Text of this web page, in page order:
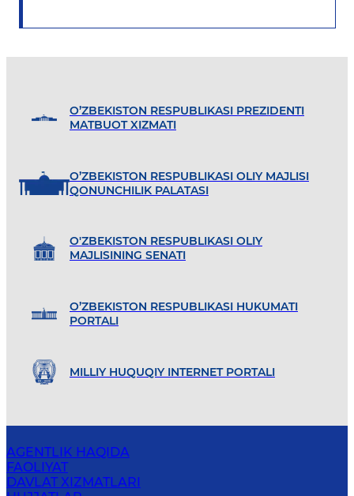
O’ZBEKISTON RESPUBLIKASI PREZIDENTI
MATBUOT XIZMATI
O’ZBEKISTON RESPUBLIKASI OLIY MAJLISI
QONUNCHILIK PALATASI
O'ZBEKISTON RESPUBLIKASI OLIY
MAJLISINING SENATI
O’ZBEKISTON RESPUBLIKASI HUKUMATI
PORTALI
MILLIY HUQUQIY INTERNET PORTALI
AGENTLIK HAQIDA
FAOLIYAT
DAVLAT XIZMATLARI